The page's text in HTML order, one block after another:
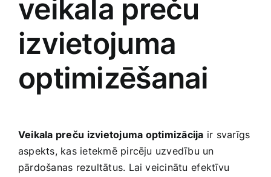
veikala preču
izvietojuma
optimizēšanai
Veikala preču ⁢izvietojuma⁢ optimizācija ir svarīgs
aspekts, kas ietekmē pircēju ‌uzvedību ‌un
pārdošanas rezultātus. Lai veicinātu⁤ efektīvu